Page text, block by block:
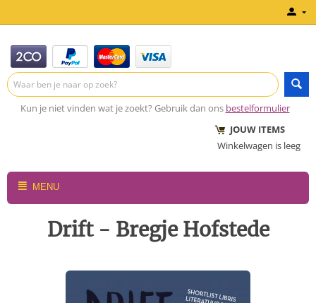
Kun je niet vinden wat je zoekt? Gebruik dan ons bestelformulier
JOUW ITEMS
Winkelwagen is leeg
MENU
Drift - Bregje Hofstede